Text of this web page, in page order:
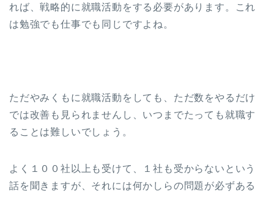
れば、戦略的に就職活動をする必要があります。これ
は勉強でも仕事でも同じですよね。
ただやみくもに就職活動をしても、ただ数をやるだけ
では改善も見られませんし、いつまでたっても就職す
ることは難しいでしょう。
よく１００社以上も受けて、１社も受からないという
話を聞きますが、それには何かしらの問題が必ずある